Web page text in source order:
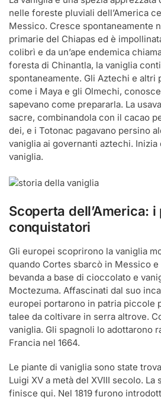
nelle foreste pluviali dell’America
Messico. Cresce spontaneamente
primarie del Chiapas ed è
colibrì e da un’ape endemica
foresta di Chinantla, la vaniglia
spontaneamente. Gli Aztechi e altri
come i Maya e gli Olmechi,
sapevano come prepararla. La
sacre, combinandola con il cacao
dei, e i Totonac pagavano persino
vaniglia ai governanti aztechi.
vaniglia.
Scoperta dell’America:
conquistatori
Gli europei scoprirono la vaniglia
quando Cortes sbarcò in Messico
bevanda a base di cioccolato e
Moctezuma. Affascinati dal suo
europei portarono in patria piccole
talee da coltivare in serra altrove.
vaniglia. Gli spagnoli lo adottarono
Francia nel 1664.
Le piante di vaniglia sono state
Luigi XV a metà del XVIII secolo. La
finisce qui. Nel 1819 furono